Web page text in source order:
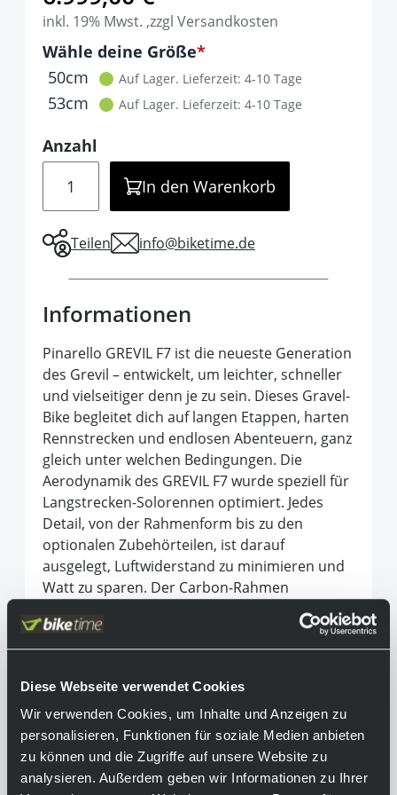
Diese Webseite verwendet Cookies
Wir verwenden Cookies, um Inhalte und Anzeigen zu
personalisieren, Funktionen für soziale Medien anbieten
zu können und die Zugriffe auf unsere Website zu
analysieren. Außerdem geben wir Informationen zu Ihrer
inkl. 19% Mwst. ,zzgl Versandkosten
Optionen
Wähle deine Größe
It is required to select one of the available
50cm Auf Lager. Lieferzeit: 4-10 Tage
53cm Auf Lager. Lieferzeit: 4-10 Tage
Anzahl
In den Warenkorb
Teilen info@biketime.de
Informationen
Pinarello GREVIL F7 ist die neueste Generation
des Grevil – entwickelt, um leichter, schneller
und vielseitiger denn je zu sein. Dieses Gravel-
Bike begleitet dich auf langen Etappen, harten
Rennstrecken und endlosen Abenteuern, ganz
gleich unter welchen Bedingungen. Die
Aerodynamik des GREVIL F7 wurde speziell für
Langstrecken-Solorennen optimiert. Jedes
Detail, von der Rahmenform bis zu den
optionalen Zubehörteilen, ist darauf
ausgelegt, Luftwiderstand zu minimieren und
Watt zu sparen. Der Carbon-Rahmen
kombiniert geringes Gewicht mit höchster
Steifigkeit, während die adaptive Sattelstütze
Vibrationen effektiv dämpft und dir selbst auf
bietet. Ergänzt wird das Ganze durch die
weiterentwickelte Onda-Gabel, die
Fahrstabilität und Wendigkeit auf jedem
Untergrund garantiert. Mit seiner präzisen
Geometrie vereint das Pinarello GREVIL F7